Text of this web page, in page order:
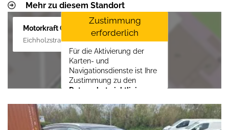
Mehr zu diesem Standort
Motorkraft GmbH
Eichholzstraße 88, 19089 Crivitz
Zustimmung
erforderlich
Für die Aktivierung der
Karten- und
Navigationsdienste ist Ihre
Zustimmung zu den
Datenschutzrichtlinien
LLCerforderlich.
Zustimmen und